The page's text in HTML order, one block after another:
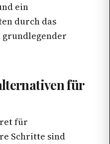
ein
durch das
grundlegender
für
für
Schritte sind